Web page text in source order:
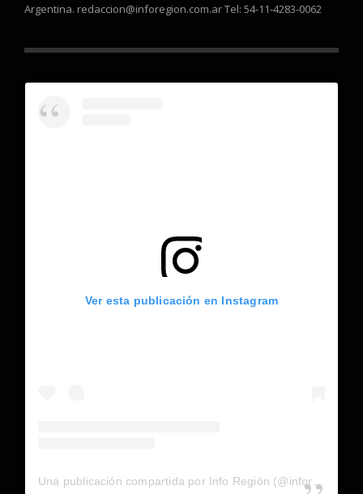
Argentina. redaccion@inforegion.com.ar Tel: 54-11-4283-0062
Ver esta publicación en Instagram